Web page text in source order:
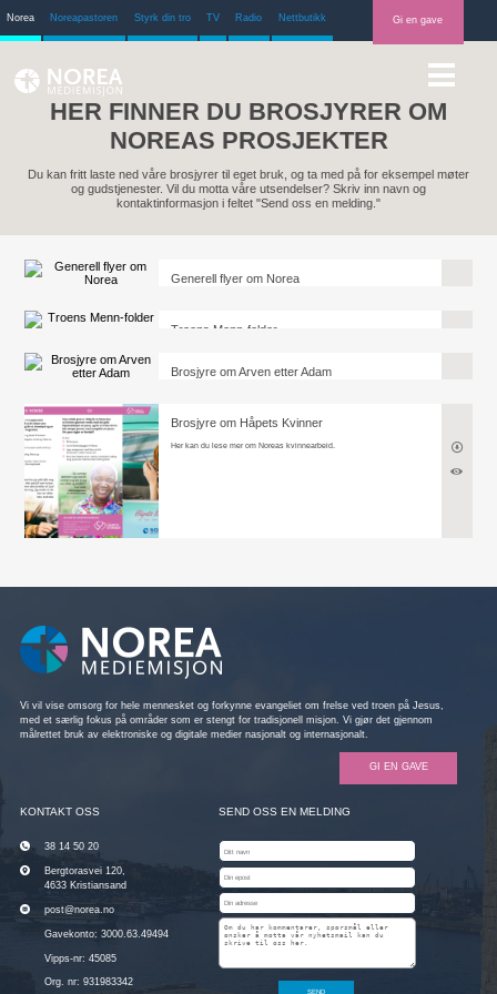
Norea Noreapastoren Styrk din tro TV Radio Nettbutikk Gi en gave
HER FINNER DU BROSJYRER OM
NOREAS PROSJEKTER
Du kan fritt laste ned våre brosjyrer til eget bruk, og ta med på for eksempel møter
og gudstjenester. Vil du motta våre utsendelser? Skriv inn navn og
kontaktinformasjon i feltet "Send oss en melding."
Generell flyer om Norea
Troens Menn-folder
Brosjyre om Arven etter Adam
Brosjyre om Håpets Kvinner
Her kan du lese mer om Noreas kvinnearbeid.
Vi vil vise omsorg for hele mennesket og forkynne evangeliet om frelse ved troen på Jesus,
med et særlig fokus på områder som er stengt for tradisjonell misjon. Vi gjør det gjennom
målrettet bruk av elektroniske og digitale medier nasjonalt og internasjonalt.
GI EN GAVE
KONTAKT OSS
38 14 50 20
Bergtorasvei 120,
4633 Kristiansand
post@norea.no
Gavekonto: 3000.63.49494
Vipps-nr: 45085
Org. nr: 931983342
SEND OSS EN MELDING